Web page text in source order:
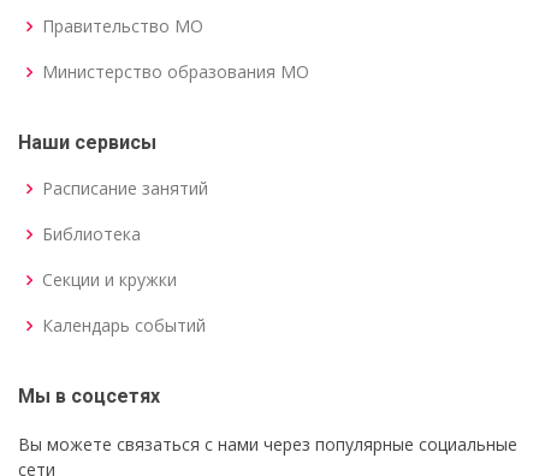
Правительство МО
Министерство образования МО
Наши сервисы
Расписание занятий
Библиотека
Секции и кружки
Календарь событий
Мы в соцсетях
Вы можете связаться с нами через популярные социальные
сети